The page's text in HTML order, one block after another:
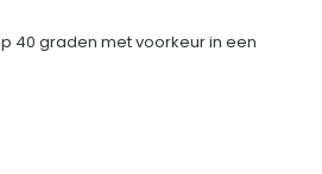
40 graden met voorkeur in een